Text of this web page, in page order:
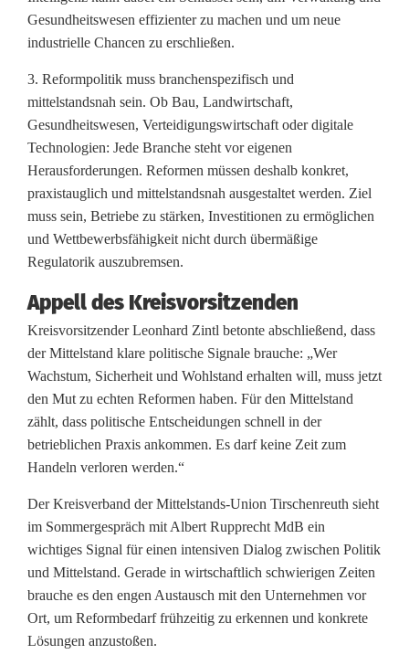
Gesundheitswesen effizienter zu machen und um neue
industrielle Chancen zu erschließen.
3. Reformpolitik muss branchenspezifisch und
mittelstandsnah sein. Ob Bau, Landwirtschaft,
Gesundheitswesen, Verteidigungswirtschaft oder digitale
Technologien: Jede Branche steht vor eigenen
Herausforderungen. Reformen müssen deshalb konkret,
praxistauglich und mittelstandsnah ausgestaltet werden. Ziel
muss sein, Betriebe zu stärken, Investitionen zu ermöglichen
und Wettbewerbsfähigkeit nicht durch übermäßige
Regulatorik auszubremsen.
Appell des Kreisvorsitzenden
Kreisvorsitzender Leonhard Zintl betonte abschließend, dass
der Mittelstand klare politische Signale brauche: „Wer
Wachstum, Sicherheit und Wohlstand erhalten will, muss jetzt
den Mut zu echten Reformen haben. Für den Mittelstand
zählt, dass politische Entscheidungen schnell in der
betrieblichen Praxis ankommen. Es darf keine Zeit zum
Handeln verloren werden.“
Der Kreisverband der Mittelstands-Union Tirschenreuth sieht
im Sommergespräch mit Albert Rupprecht MdB ein
wichtiges Signal für einen intensiven Dialog zwischen Politik
und Mittelstand. Gerade in wirtschaftlich schwierigen Zeiten
brauche es den engen Austausch mit den Unternehmen vor
Ort, um Reformbedarf frühzeitig zu erkennen und konkrete
Lösungen anzustoßen.